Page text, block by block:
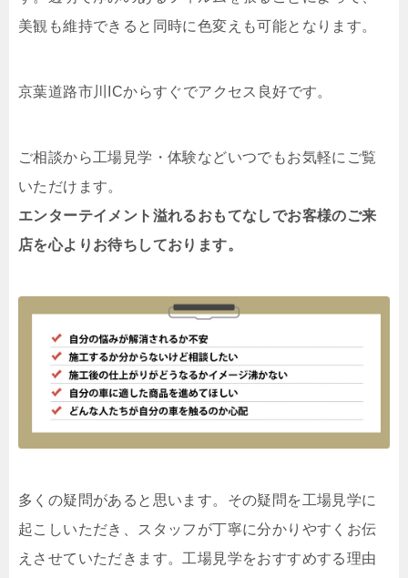
美観も維持できると同時に色変えも可能となります。
京葉道路市川ICからすぐでアクセス良好です。
ご相談から工場見学・体験などいつでもお気軽にご覧
いただけます。
エンターテイメント溢れるおもてなしでお客様のご来
店を心よりお待ちしております。
多くの疑問があると思います。その疑問を工場見学に
起こしいただき、スタッフが丁寧に分かりやすくお伝
えさせていただきます。工場見学をおすすめする理由